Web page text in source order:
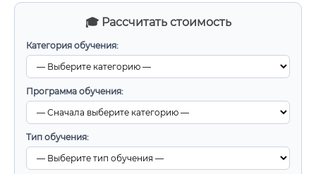
🎓 Рассчитать стоимость
Категория обучения:
Программа обучения:
Тип обучения: